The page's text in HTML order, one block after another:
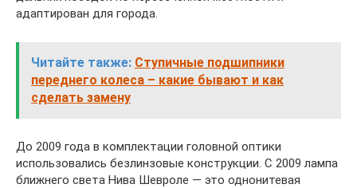
адаптирован для города.
Читайте также: Ступичные подшипники
переднего колеса – какие бывают и как
сделать замену
До 2009 года в комплектации головной оптики
использовались безлинзовые конструкции. С 2009 лампа
ближнего света Нива Шевроле — это однонитевая